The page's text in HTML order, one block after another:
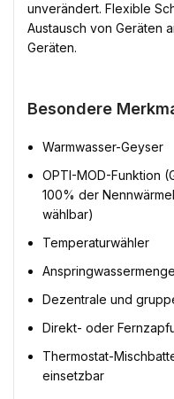
unverändert. Flexible
Austausch von Geräten
Geräten.
Besondere
Warmwasser-Geyser
OPTI-MOD-Funktion
100% der
wählbar)
Temperaturwähler
Dezentrale und
Direkt- oder
Thermostat-
einsetzbar